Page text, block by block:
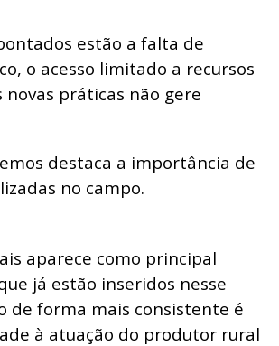
estão a falta de
o acesso limitado a recursos
novas práticas não gere
destaca a importância de
no campo.
aparece como principal
já estão inseridos nesse
de forma mais consistente é
à atuação do produtor rural